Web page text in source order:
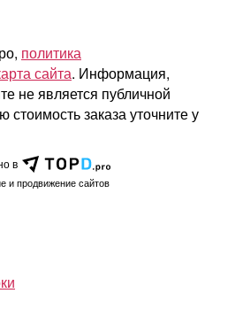
политика
сайта. Информация,
не является публичной
стоимость заказа уточните у
в
и продвижение сайтов